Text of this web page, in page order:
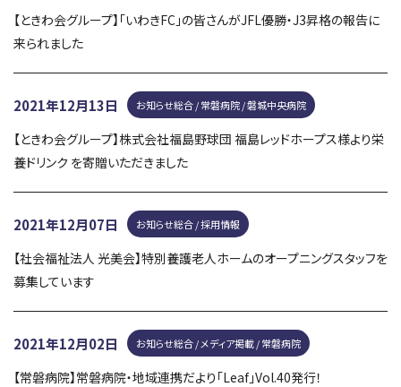
【ときわ会グループ】「いわきFC」の皆さんがJFL優勝・J3昇格の報告に
来られました
2021年12月13日 お知らせ総合 / 常磐病院 / 磐城中央病院
【ときわ会グループ】株式会社福島野球団 福島レッドホープス様より栄
養ドリンク を寄贈いただきました
2021年12月07日 お知らせ総合 / 採用情報
【社会福祉法人 光美会】特別養護老人ホームのオープニングスタッフを
募集しています
2021年12月02日 お知らせ総合 / メディア掲載 / 常磐病院
【常磐病院】常磐病院・地域連携だより「Leaf」Vol.40発行！